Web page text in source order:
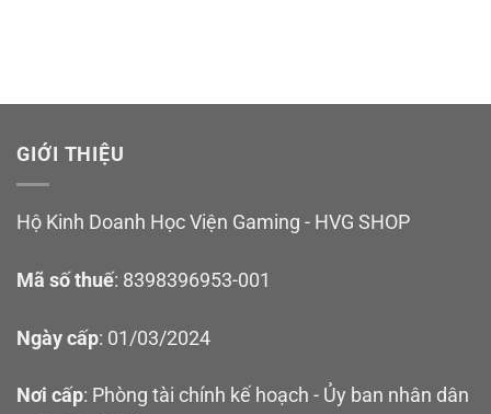
GIỚI THIỆU
Hộ Kinh Doanh Học Viện Gaming - HVG SHOP
Mã số thuế: 8398396953-001
Ngày cấp: 01/03/2024
Nơi cấp: Phòng tài chính kế hoạch - Ủy ban nhân dân